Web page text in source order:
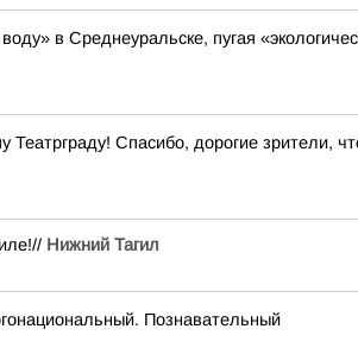
в Среднеуральске, пугая
Спасибо, дорогие зрители,
Нижний Тагил
Познавательный